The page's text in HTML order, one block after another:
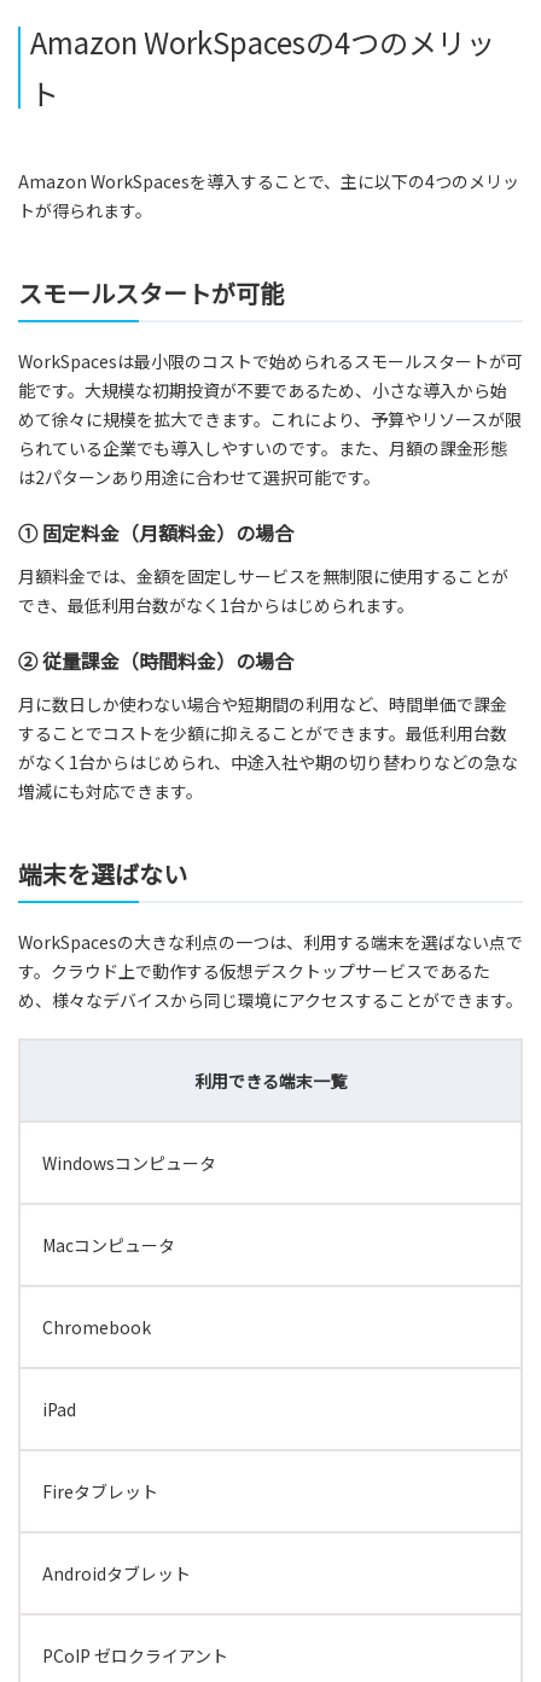
Amazon WorkSpacesの4つのメリッ
ト
Amazon WorkSpacesを導入することで、主に以下の4つのメリッ
トが得られます。
スモールスタートが可能
WorkSpacesは最小限のコストで始められるスモールスタートが可
能です。大規模な初期投資が不要であるため、小さな導入から始
めて徐々に規模を拡大できます。これにより、予算やリソースが限
られている企業でも導入しやすいのです。また、月額の課金形態
は2パターンあり用途に合わせて選択可能です。
① 固定料金（月額料金）の場合
月額料金では、金額を固定しサービスを無制限に使用することが
でき、最低利用台数がなく1台からはじめられます。
② 従量課金（時間料金）の場合
月に数日しか使わない場合や短期間の利用など、時間単価で課金
することでコストを少額に抑えることができます。最低利用台数
がなく1台からはじめられ、中途入社や期の切り替わりなどの急な
増減にも対応できます。
端末を選ばない
WorkSpacesの大きな利点の一つは、利用する端末を選ばない点で
す。クラウド上で動作する仮想デスクトップサービスであるた
め、様々なデバイスから同じ環境にアクセスすることができます。
利用できる端末一覧
Windowsコンピュータ
Macコンピュータ
Chromebook
iPad
Fireタブレット
Androidタブレット
PCoIP ゼロクライアント